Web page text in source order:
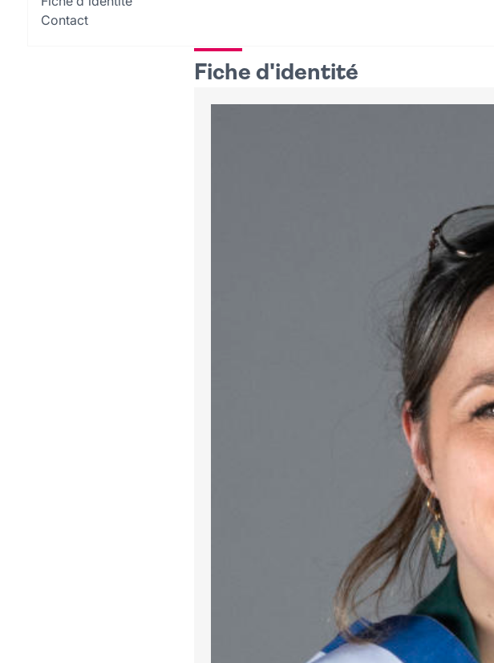
Contact
Fiche d'identité